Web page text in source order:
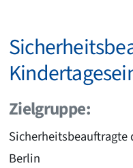
Zielgruppe:
Berlin